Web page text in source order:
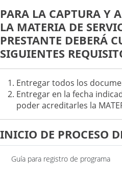
PARA LA CAPTURA Y
LA MATERIA DE
PRESTANTE DEBERÁ
SIGUIENTES
Entregar todos los
Entregar en la fecha
poder acreditarles la
INICIO DE PROCESO
Guía para registro de programa